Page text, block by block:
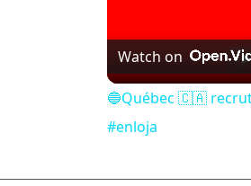
Watch on
🔵Québec 🇨🇦
#enloja